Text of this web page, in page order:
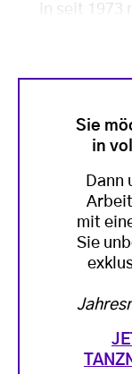
in seit 1973
Sie
in
Dann
mit
Sie